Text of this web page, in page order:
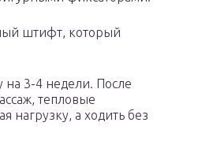
штифт, который
на 3-4 недели. После
тепловые
нагрузку, а ходить без